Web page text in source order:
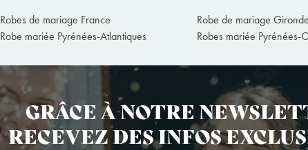
Robes de mariage France Robe de mariage Gironde
Robe mariée Pyrénées-Atlantiques Robes mariée Pyrénées-
GRÂCE À NOTRE
RECEVEZ DES INFOS